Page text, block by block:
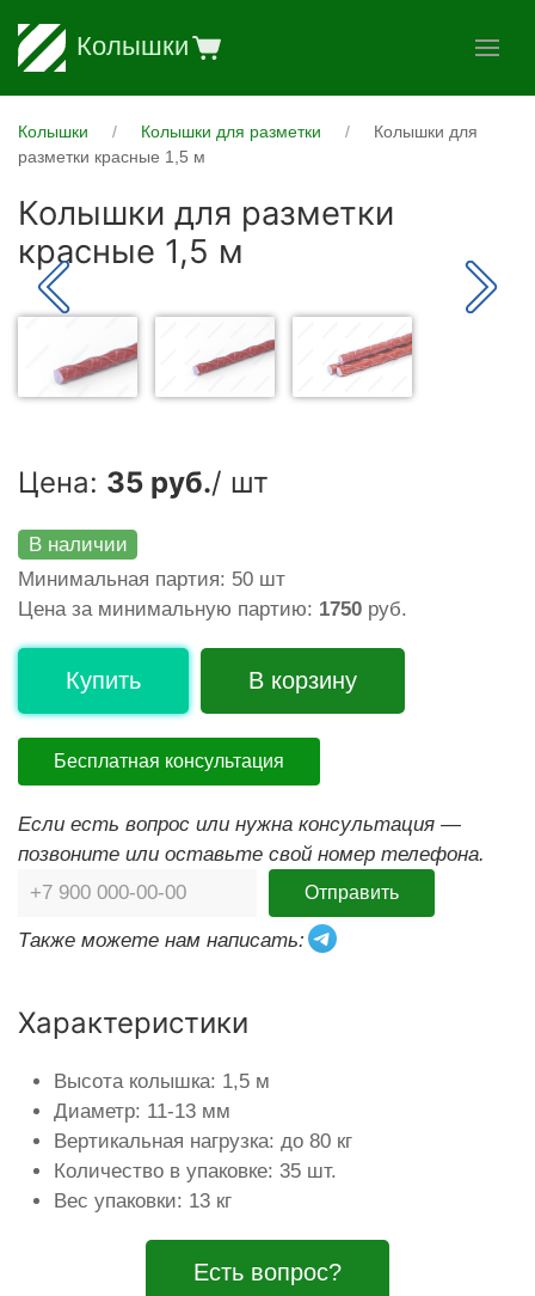
Колышки
Колышки Колышки для разметки
Колышки для
разметки красные 1,5 м
Колышки для разметки
красные 1,5 м
Цена: 35 руб./ шт
В наличии
Минимальная партия: 50 шт
Цена за минимальную партию: 1750 руб.
Купить В корзину
Бесплатная консультация
Если есть вопрос или нужна консультация —
позвоните или оставьте свой номер телефона.
Отправить
Также можете нам написать:
Характеристики
Высота колышка: 1,5 м
Диаметр: 11-13 мм
Вертикальная нагрузка: до 80 кг
Количество в упаковке: 35 шт.
Вес упаковки: 13 кг
Есть вопрос?